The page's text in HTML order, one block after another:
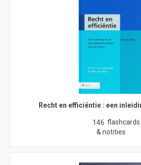
Recht en efficiëntie : een
146 flashcards
& notities